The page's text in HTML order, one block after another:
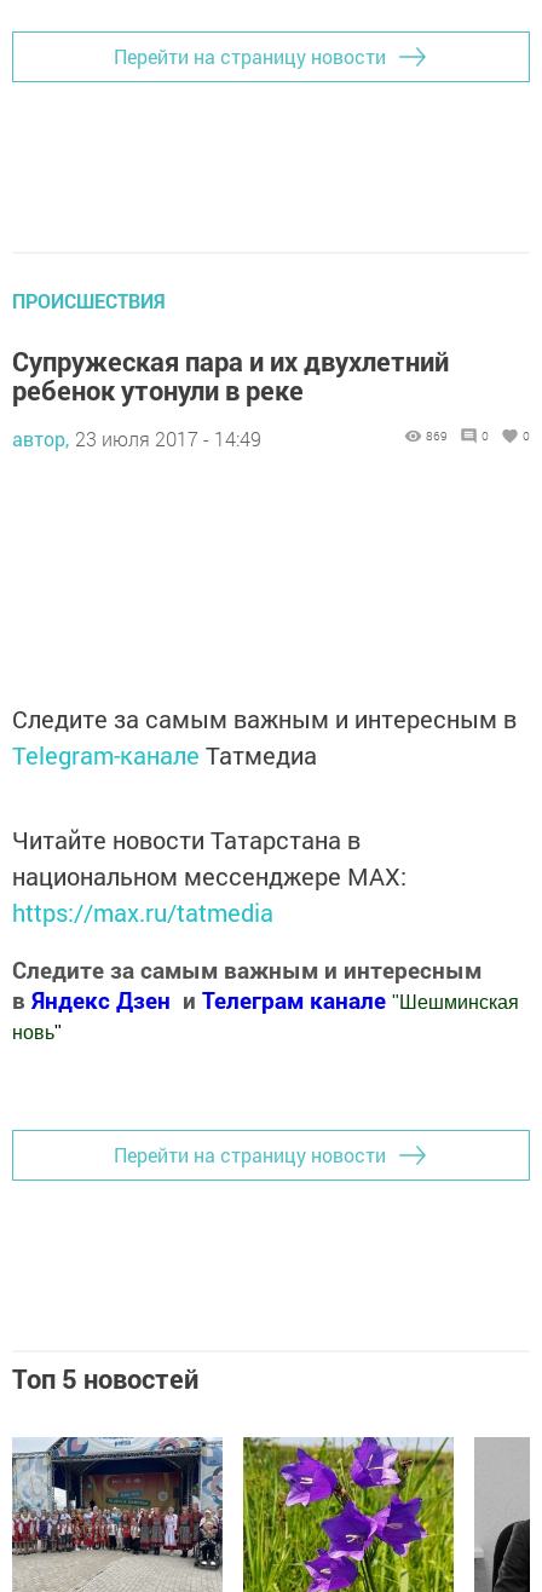
Перейти на страницу новости
ПРОИСШЕСТВИЯ
Супружеская пара и их двухлетний
ребенок утонули в реке
автор, 23 июля 2017 - 14:49 869 0 0
Следите за самым важным и интересным в
Telegram-канале Татмедиа
Читайте новости Татарстана в
национальном мессенджере MАХ:
https://max.ru/tatmedia
Следите за самым важным и интересным
в Яндекс Дзен и Телеграм канале " Шешминская
новь"
Перейти на страницу новости
Топ 5 новостей